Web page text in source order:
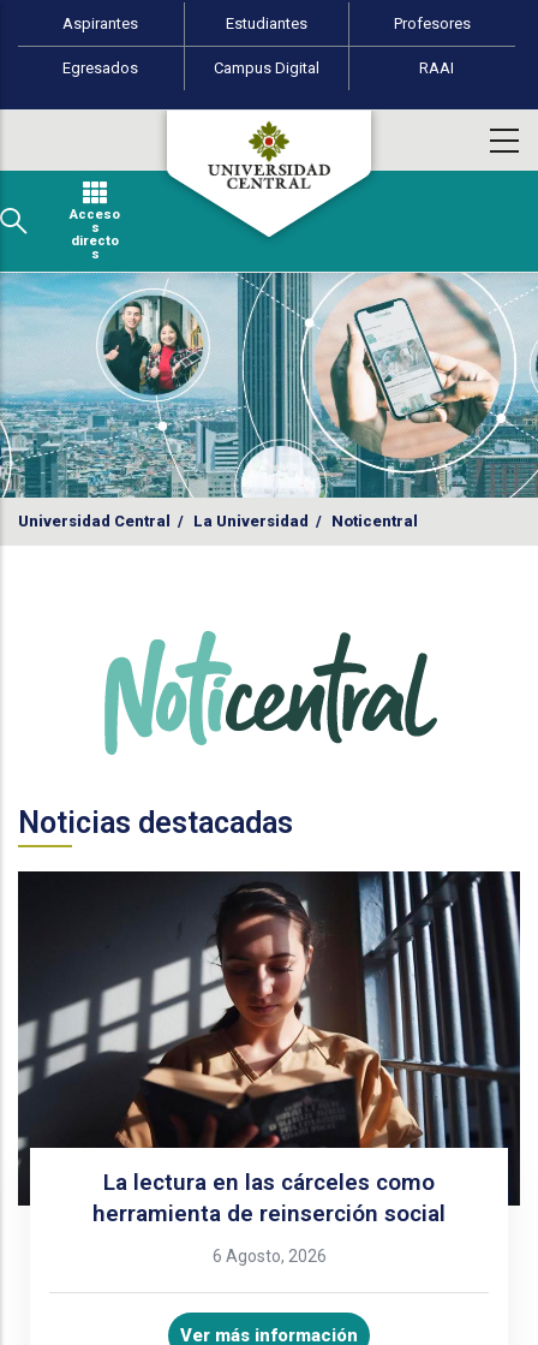
Pasar al contenido principal
Perfiles de usuario
Aspirantes Estudiantes Profesores
Egresados Campus Digital RAAI
Acceso
s
directo
s
Universidad Central / La Universidad / Noticentral
Noticias destacadas
La lectura en las cárceles como
herramienta de reinserción social
6 Agosto, 2026
Ver más información